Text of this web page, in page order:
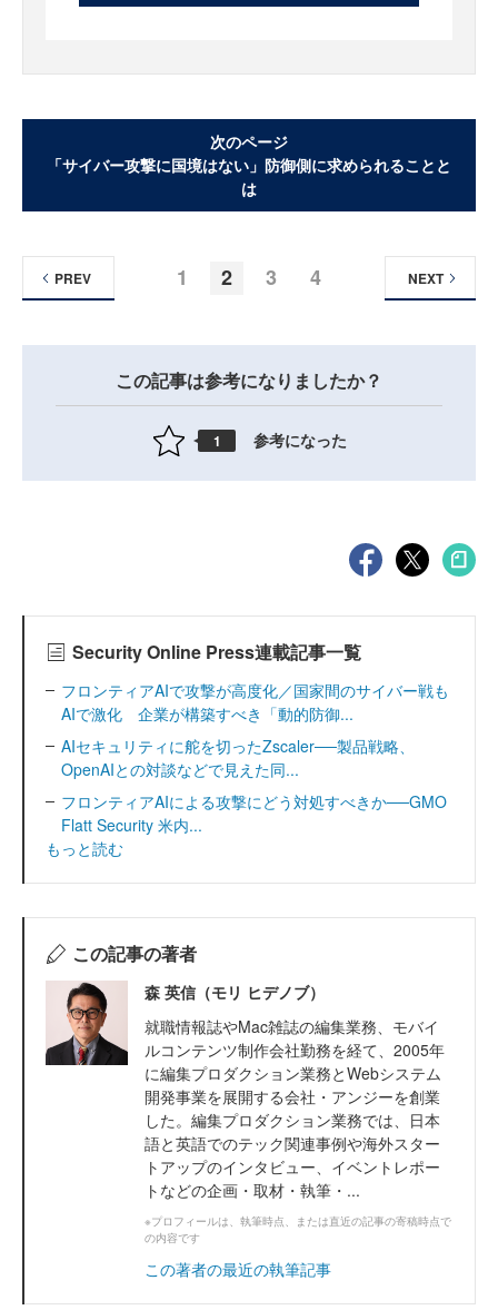
次のページ
「サイバー攻撃に国境はない」防御側に求められることと
は
1 2 3 4
PREV NEXT
この記事は参考になりましたか？
1 参考になった
Security Online Press連載記事一覧
フロンティアAIで攻撃が高度化／国家間のサイバー戦も
AIで激化 企業が構築すべき「動的防御...
AIセキュリティに舵を切ったZscaler──製品戦略、
OpenAIとの対談などで見えた同...
フロンティアAIによる攻撃にどう対処すべきか──GMO
Flatt Security 米内...
もっと読む
この記事の著者
森 英信（モリ ヒデノブ）
就職情報誌やMac雑誌の編集業務、モバイ
ルコンテンツ制作会社勤務を経て、2005年
に編集プロダクション業務とWebシステム
開発事業を展開する会社・アンジーを創業
した。編集プロダクション業務では、日本
語と英語でのテック関連事例や海外スター
トアップのインタビュー、イベントレポー
トなどの企画・取材・執筆・...
※プロフィールは、執筆時点、または直近の記事の寄稿時点で
の内容です
この著者の最近の執筆記事